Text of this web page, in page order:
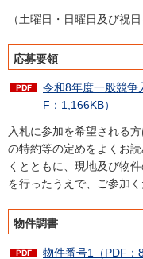
（土曜日・日曜日及び祝
応募要領
令和8年度一般競争
F：1,166KB）
入札に参加を希望される
の特約等の定めをよくお
くとともに、現地及び物
を行ったうえで、ご参加く
物件調書
物件番号1（PDF：